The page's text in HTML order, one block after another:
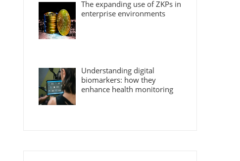
The expanding use of ZKPs in
enterprise environments
Understanding digital
biomarkers: how they
enhance health monitoring